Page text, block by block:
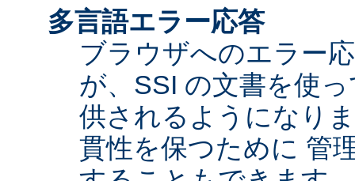
多言語エラー応答
ブラウザへのエラー
が、SSI の文書を使
供されるようになり
貫性を保つために 管